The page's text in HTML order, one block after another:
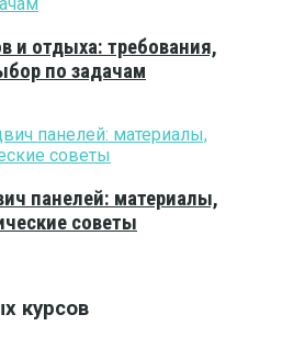
и отдыха: требования,
по задачам
панелей: материалы,
советы
курсов